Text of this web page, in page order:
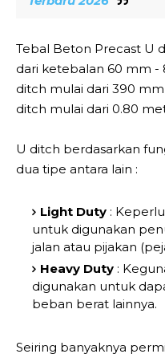
Tebal Beton Precast U
dari ketebalan 60 mm -
ditch mulai dari 390
ditch mulai dari 0.80
U ditch berdasarkan
dua tipe antara lain :
Light Duty :
untuk digunakan
jalan atau pijakan
Heavy Duty :
digunakan untuk
beban berat lainnya.
Seiring banyaknya